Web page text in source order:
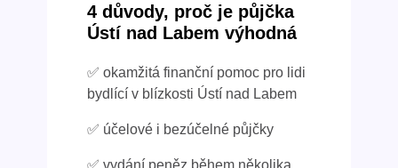
4 důvody, proč je půjčka
Ústí nad Labem výhodná
✅ okamžitá finanční pomoc pro lidi
bydlící v blízkosti Ústí nad Labem
✅ účelové i bezúčelné půjčky
✅ vydání peněz během několika